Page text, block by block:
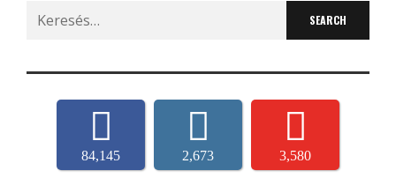
Search
for:
84,145 2,673 3,580